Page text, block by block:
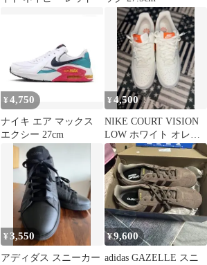
¥4,750
ナイキ エア マックス
エクシー 27cm
¥4,500
NIKE COURT VISION
LOW ホワイト オレン
ジ 値下げ交渉可能
¥3,550
アディダス スニーカー
¥9,600
adidas GAZELLE スニ